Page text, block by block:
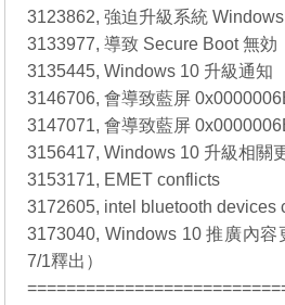
3123862, 強迫升級系統
3133977, 導致 Secure Boot 無効
3135445, Windows 10 升級通知
3146706, 會導致藍屏
3147071, 會導致藍屏
3156417, Windows 10 升級相關
3153171, EMET conflicts
3172605, intel bluetooth devices
3173040, Windows 10 推廣內
7/1釋出）